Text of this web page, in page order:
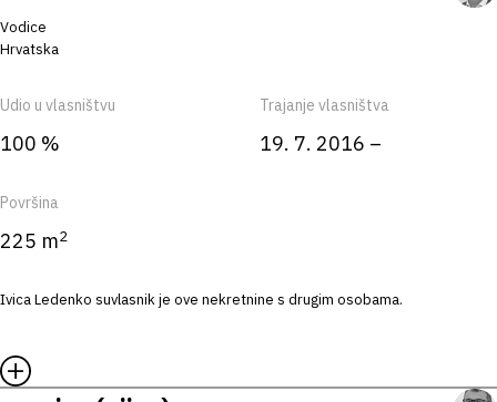
Vodice
Hrvatska
Udio u vlasništvu
100 %
Trajanje vlasništva
19. 7. 2016 –
Površina
225 m2
Ivica Ledenko suvlasnik je ove nekretnine s drugim osobama.